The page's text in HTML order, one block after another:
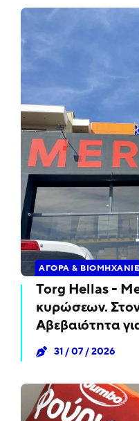
ΑΓΟΡΆ &
Torg Hellas -
κυρώσεων.
Αβεβαιότητα
31 / 07 / 2026